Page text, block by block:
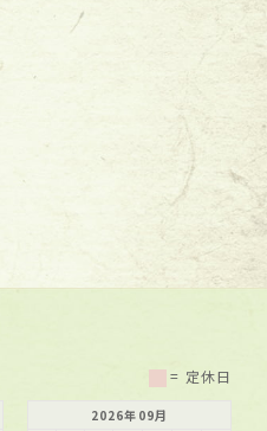
= 定休日
2026年 09月